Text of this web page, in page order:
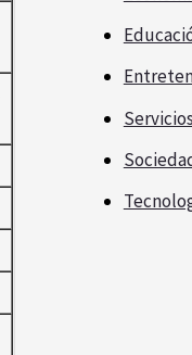
Servicios